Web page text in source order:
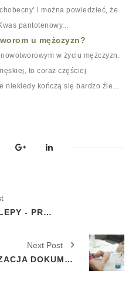
i można powiedzieć, że
pantotenowy...
u mężczyzn?
w życiu mężczyzn.
to coraz częściej
niekiedy kończą się bardzo źle...
NISZOWE SKLEPY - PRZYSZŁOŚĆ HANDLU INTERNETOWEGO?
Next Post
ARCHIWIZACJA DOKUMENTACJI, Z CZYM TO POWIĄZAĆ?